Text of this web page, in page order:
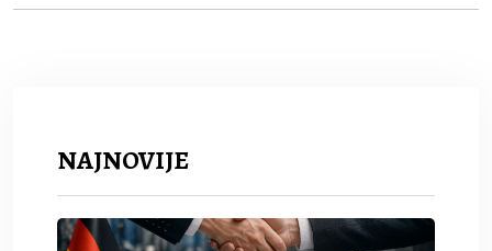
NAJNOVIJE